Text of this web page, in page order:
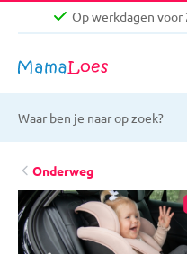
Op werkdagen
Niet
Gratis
Op werkdagen voor
Onderweg